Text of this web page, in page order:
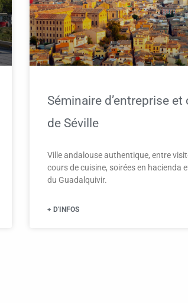
Séminaire d’entreprise et
de Séville
Ville andalouse authentique, entre
cours de cuisine, soirées en hacienda
du Guadalquivir.
+ D'INFOS